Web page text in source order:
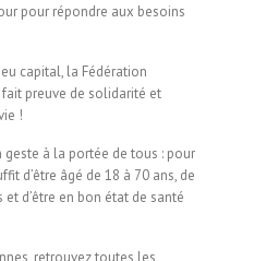
pour répondre aux besoins
capital, la Fédération
fait preuve de solidarité et
!
geste à la portée de tous : pour
d’être âgé de 18 à 70 ans, de
d’être en bon état de santé
retrouvez toutes les